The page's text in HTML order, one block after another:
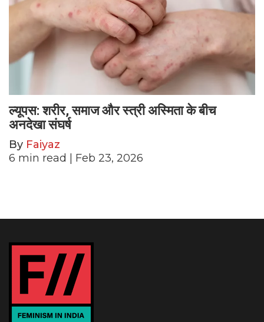
ल्यूपस: शरीर, समाज और स्त्री अस्मिता के बीच
अनदेखा संघर्ष
By Faiyaz
6 min read | Feb 23, 2026